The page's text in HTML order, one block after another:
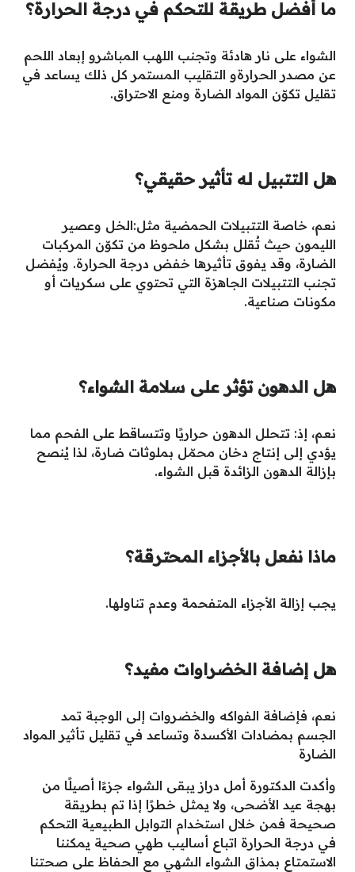
ما أفضل طريقة للتحكم في درجة الحرارة؟
الشواء على نار هادئة وتجنب اللهب المباشرو إبعاد اللحم
عن مصدر الحرارةو التقليب المستمر كل ذلك يساعد في
تقليل تكوّن المواد الضارة ومنع الاحتراق.
هل التتبيل له تأثير حقيقي؟
نعم، خاصة التتبيلات الحمضية مثل:الخل وعصير
الليمون حيث تُقلل بشكل ملحوظ من تكوّن المركبات
الضارة، وقد يفوق تأثيرها خفض درجة الحرارة. ويُفضل
تجنب التتبيلات الجاهزة التي تحتوي على سكريات أو
مكونات صناعية.
هل الدهون تؤثر على سلامة الشواء؟
نعم، إذ: تتحلل الدهون حراريًا وتتساقط على الفحم مما
يؤدي إلى إنتاج دخان محمّل بملوثات ضارة، لذا يُنصح
بإزالة الدهون الزائدة قبل الشواء.
ماذا نفعل بالأجزاء المحترقة؟
يجب إزالة الأجزاء المتفحمة وعدم تناولها.
هل إضافة الخضراوات مفيد؟
نعم، فإضافة الفواكه والخضروات إلى الوجبة تمد
الجسم بمضادات الأكسدة وتساعد في تقليل تأثير المواد
الضارة
وأكدت الدكتورة أمل دراز يبقى الشواء جزءًا أصيلًا من
بهجة عيد الأضحى، ولا يمثل خطرًا إذا تم بطريقة
صحيحة فمن خلال استخدام التوابل الطبيعية التحكم
في درجة الحرارة اتباع أساليب طهي صحية يمكننا
الاستمتاع بمذاق الشواء الشهي مع الحفاظ على صحتنا